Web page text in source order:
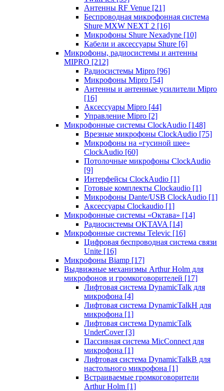
Антенны RF Venue [21]
Беспроводная микрофонная система
Shure MXW NEXT 2 [16]
Микрофоны Shure Nexadyne [10]
Кабели и аксессуары Shure [6]
Микрофоны, радиосистемы и антенны
MIPRO [212]
Радиосистемы Mipro [96]
Микрофоны Mipro [54]
Антенны и антенные усилители Mipro
[16]
Аксессуары Mipro [44]
Управление Mipro [2]
Микрофонные системы ClockAudio [148]
Врезные микрофоны ClockAudio [75]
Микрофоны на «гусиной шее»
ClockAudio [60]
Потолочные микрофоны ClockAudio
[9]
Интерфейсы ClockAudio [1]
Готовые комплекты Clockaudio [1]
Микрофоны Dante/USB ClockAudio [1]
Аксессуары Clockaudio [1]
Микрофонные системы «Октава» [14]
Радиосистемы OKTAVA [14]
Микрофонные системы Televic [16]
Цифровая беспроводная система связи
Unite [16]
Микрофоны Biamp [17]
Выдвижные механизмы Arthur Holm для
микрофонов и громкоговорителей [17]
Лифтовая система DynamicTalk для
микрофона [4]
Лифтовая система DynamicTalkH для
микрофона [1]
Лифтовая система DynamicTalk
UnderCover [3]
Пассивная система MicConnect для
микрофона [1]
Лифтовая система DynamicTalkB для
настольного микрофона [1]
Встраиваемые громкоговорители
Arthur Holm [1]